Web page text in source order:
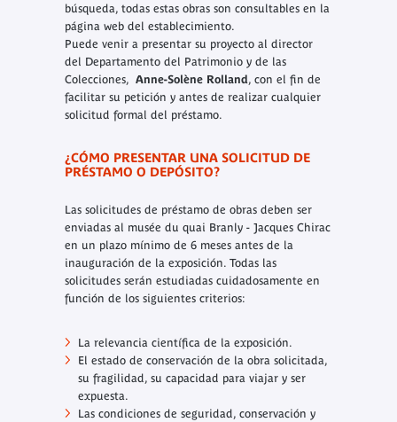
búsqueda, todas estas obras son consultables en la
página web del establecimiento.
Puede venir a presentar su proyecto al director
del Departamento del Patrimonio y de las
Colecciones, Anne-Solène Rolland, con el fin de
facilitar su petición y antes de realizar cualquier
solicitud formal del préstamo.
¿CÓMO PRESENTAR UNA SOLICITUD DE
PRÉSTAMO O DEPÓSITO?
Las solicitudes de préstamo de obras deben ser
enviadas al musée du quai Branly - Jacques Chirac
en un plazo mínimo de 6 meses antes de la
inauguración de la exposición. Todas las
solicitudes serán estudiadas cuidadosamente en
función de los siguientes criterios:
La relevancia científica de la exposición.
El estado de conservación de la obra solicitada,
su fragilidad, su capacidad para viajar y ser
expuesta.
Las condiciones de seguridad, conservación y